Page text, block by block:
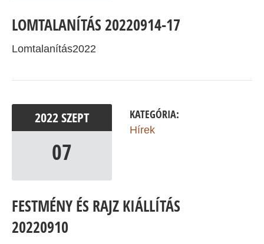
LOMTALANÍTÁS 20220914-17
Lomtalanítás2022
2022SZEPT
07
KATEGÓRIA:
Hírek
FESTMÉNY ÉS RAJZ KIÁLLÍTÁS
20220910